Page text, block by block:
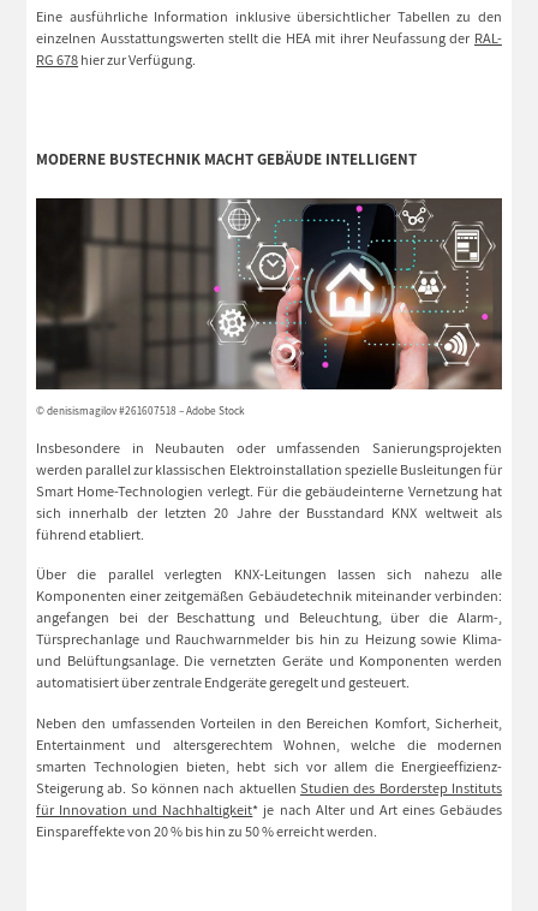
Eine ausführliche Information inklusive übersichtlicher Tabellen zu den
einzelnen Ausstattungswerten stellt die HEA mit ihrer Neufassung der RAL-
RG 678hier zur Verfügung.
MODERNE BUSTECHNIK MACHT GEBÄUDE INTELLIGENT
© denisismagilov #261607518 – Adobe Stock
Insbesondere in Neubauten oder umfassenden Sanierungsprojekten
werden parallel zur klassischen Elektroinstallation spezielle Busleitungen für
Smart Home-Technologien verlegt. Für die gebäudeinterne Vernetzung hat
sich innerhalb der letzten 20 Jahre der Busstandard KNX weltweit als
führend etabliert.
Über die parallel verlegten KNX-Leitungen lassen sich nahezu alle
Komponenten einer zeitgemäßen Gebäudetechnik miteinander verbinden:
angefangen bei der Beschattung und Beleuchtung, über die Alarm-,
Türsprechanlage und Rauchwarnmelder bis hin zu Heizung sowie Klima-
und Belüftungsanlage. Die vernetzten Geräte und Komponenten werden
automatisiert über zentrale Endgeräte geregelt und gesteuert.
Neben den umfassenden Vorteilen in den Bereichen Komfort, Sicherheit,
Entertainment und altersgerechtem Wohnen, welche die modernen
smarten Technologien bieten, hebt sich vor allem die Energieeffizienz-
Steigerung ab. So können nach aktuellen Studien des Borderstep Instituts
für Innovation und Nachhaltigkeit* je nach Alter und Art eines Gebäudes
Einspareffekte von 20 % bis hin zu 50 % erreicht werden.